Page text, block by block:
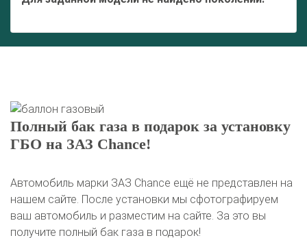
Полный бак газа в подарок за установку
ГБО на ЗАЗ Chance!
Автомобиль марки ЗАЗ Chance ещё не представлен на
нашем сайте. После установки мы сфотографируем
ваш автомобиль и разместим на сайте. За это вы
получите полный бак газа в подарок!